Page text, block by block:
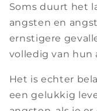
Soms duurt het
angsten en
ernstigere
volledig van hun
Het is echter
een gelukkig